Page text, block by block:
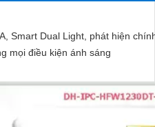
Smart Dual Light, phát hiện
mọi điều kiện ánh sáng